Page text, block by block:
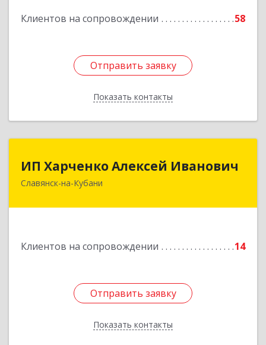
Клиентов на сопровождении 58
Отправить заявку
Показать контакты
Отправить заявку
Назад
ИП Харченко Алексей Иванович
Славянск-на-Кубани
Клиентов на сопровождении 14
Отправить заявку
Показать контакты
ИП Харченко Алексей Иванович
353 579, Краснодарский край, ст.Петровская,
Отправить заявку
Назад